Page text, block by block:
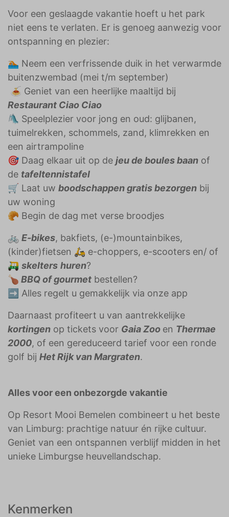
Voor een geslaagde vakantie hoeft u het park
niet eens te verlaten. Er is genoeg aanwezig voor
ontspanning en plezier:
🏊🏼 Neem een verfrissende duik in het verwarmde
buitenzwembad (mei t/m september)
🍝 Geniet van een heerlijke maaltijd bij
Restaurant Ciao Ciao
🛝 Speelplezier voor jong en oud: glijbanen,
tuimelrekken, schommels, zand, klimrekken en
een airtrampoline
🎯 Daag elkaar uit op de jeu de boules baan of
de tafeltennistafel
🛒 Laat uw boodschappen gratis bezorgen bij
uw woning
🥐 Begin de dag met verse broodjes
🚲 E-bikes, bakfiets, (e-)mountainbikes,
(kinder)fietsen 🛵 e-choppers, e-scooters en/ of
🛺 skelters huren?
🍗 BBQ of gourmet bestellen?
➡️ Alles regelt u gemakkelijk via onze app
Daarnaast profiteert u van aantrekkelijke
kortingen op tickets voor Gaia Zoo en Thermae
2000, of een gereduceerd tarief voor een ronde
golf bij Het Rijk van Margraten.
Alles voor een onbezorgde vakantie
Op Resort Mooi Bemelen combineert u het beste
van Limburg: prachtige natuur én rijke cultuur.
Geniet van een ontspannen verblijf midden in het
unieke Limburgse heuvellandschap.
Kenmerken